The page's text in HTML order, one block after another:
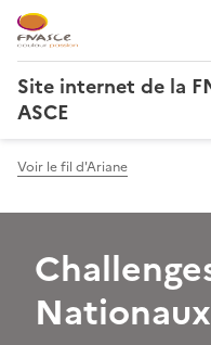
Site internet de la
ASCE
Voir le fil d'Ariane
Nationaux